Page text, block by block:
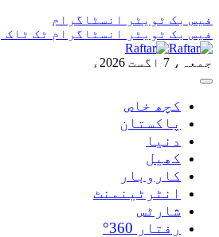
فیس بک ٹویٹر
انسٹاگرام
فیس بک ٹویٹر انسٹاگرام ٹک ٹاک
جمعہ، 7 اگست 2026ء
کچھ خاص
پاکستان
دنیا
کھیل
کاروبار
انٹرٹینمنٹ
شارٹس
رفتار 360°